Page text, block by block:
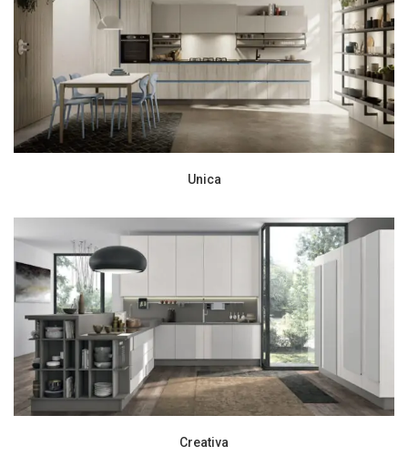
Unica
Creativa